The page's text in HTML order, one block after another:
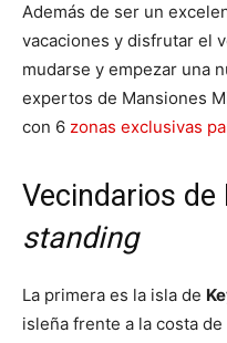
Además de ser un
vacaciones y disfrutar el
mudarse y empezar una
expertos de Mansiones
con 6 zonas exclusivas
Vecindarios
standing
La primera es la isla de
isleña frente a la costa